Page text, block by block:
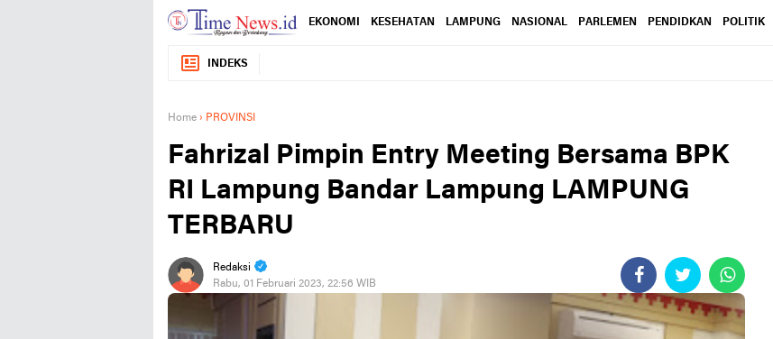
EKONOMI KESEHATAN LAMPUNG NASIONAL PARLEMEN PENDIDKAN POLITIK
INDEKS
Home › PROVINSI
Fahrizal Pimpin Entry Meeting Bersama BPK
RI Lampung Bandar Lampung LAMPUNG
TERBARU
Redaksi
Rabu, 01 Februari 2023, 22:56 WIB